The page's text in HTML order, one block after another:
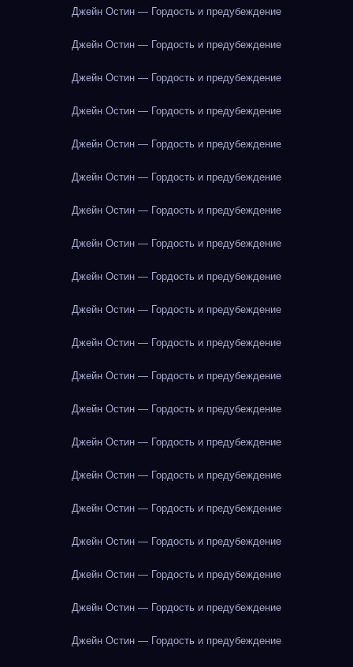
Джейн Остин — Гордость и предубеждение
Джейн Остин — Гордость и предубеждение
Джейн Остин — Гордость и предубеждение
Джейн Остин — Гордость и предубеждение
Джейн Остин — Гордость и предубеждение
Джейн Остин — Гордость и предубеждение
Джейн Остин — Гордость и предубеждение
Джейн Остин — Гордость и предубеждение
Джейн Остин — Гордость и предубеждение
Джейн Остин — Гордость и предубеждение
Джейн Остин — Гордость и предубеждение
Джейн Остин — Гордость и предубеждение
Джейн Остин — Гордость и предубеждение
Джейн Остин — Гордость и предубеждение
Джейн Остин — Гордость и предубеждение
Джейн Остин — Гордость и предубеждение
Джейн Остин — Гордость и предубеждение
Джейн Остин — Гордость и предубеждение
Джейн Остин — Гордость и предубеждение
Джейн Остин — Гордость и предубеждение